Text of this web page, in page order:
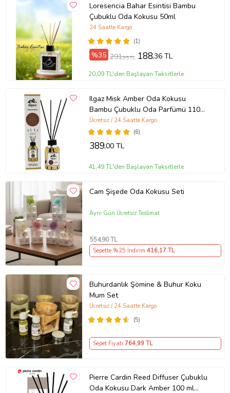
Loresencia Bahar Esintisi Bambu
Çubuklu Oda Kokusu 50ml
(1)
24 Saatte Kargo
%35 291,95 TL 188,36 TL
20,09 TL'den Başlayan Taksitlerle
Ilgaz Misk Amber Oda Kokusu
Bambu Çubuklu Oda Parfümü 110
Ml Kalıcı Amber
(6)
Ücretsiz / 24 Saatte Kargo
389,00 TL
41,49 TL'den Başlayan Taksitlerle
Cam Şişede Oda Kokusu Seti
Aynı Gün Ücretsiz Teslimat
554,90 TL
Sepette %25 İndirim 416,17 TL
Buhurdanlık Şömine & Buhur Koku
Mum Set
(5)
Ücretsiz / 24 Saatte Kargo
Sepet Fiyatı 764,99 TL
Pierre Cardin Reed Diffuser Çubuklu
Oda Kokusu Dark Amber 100 ml